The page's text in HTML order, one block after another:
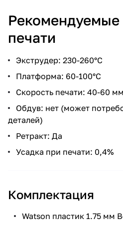
печати
Экструдер: 230-260°С
Платформа: 60-100°С
Скорость печати: 40-60
Обдув: нет (может
деталей)
Ретракт: Да
Усадка при печати: 0,4%
Комплектация
Watson пластик 1.75 мм